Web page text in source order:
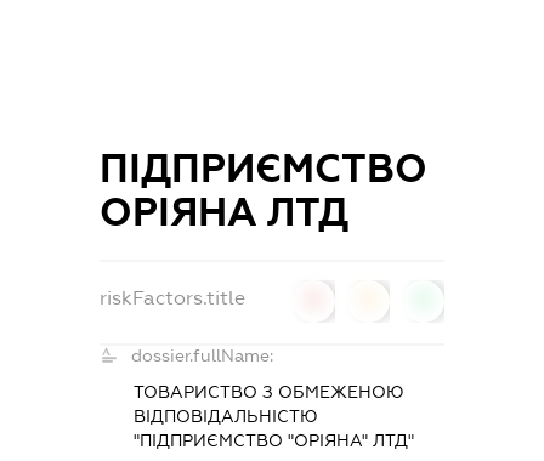
ПІДПРИЄМСТВО
ОРІЯНА ЛТД
riskFactors.title
dossier.fullName:
ТОВАРИСТВО З ОБМЕЖЕНОЮ
ВІДПОВІДАЛЬНІСТЮ
"ПІДПРИЄМСТВО "ОРІЯНА" ЛТД"